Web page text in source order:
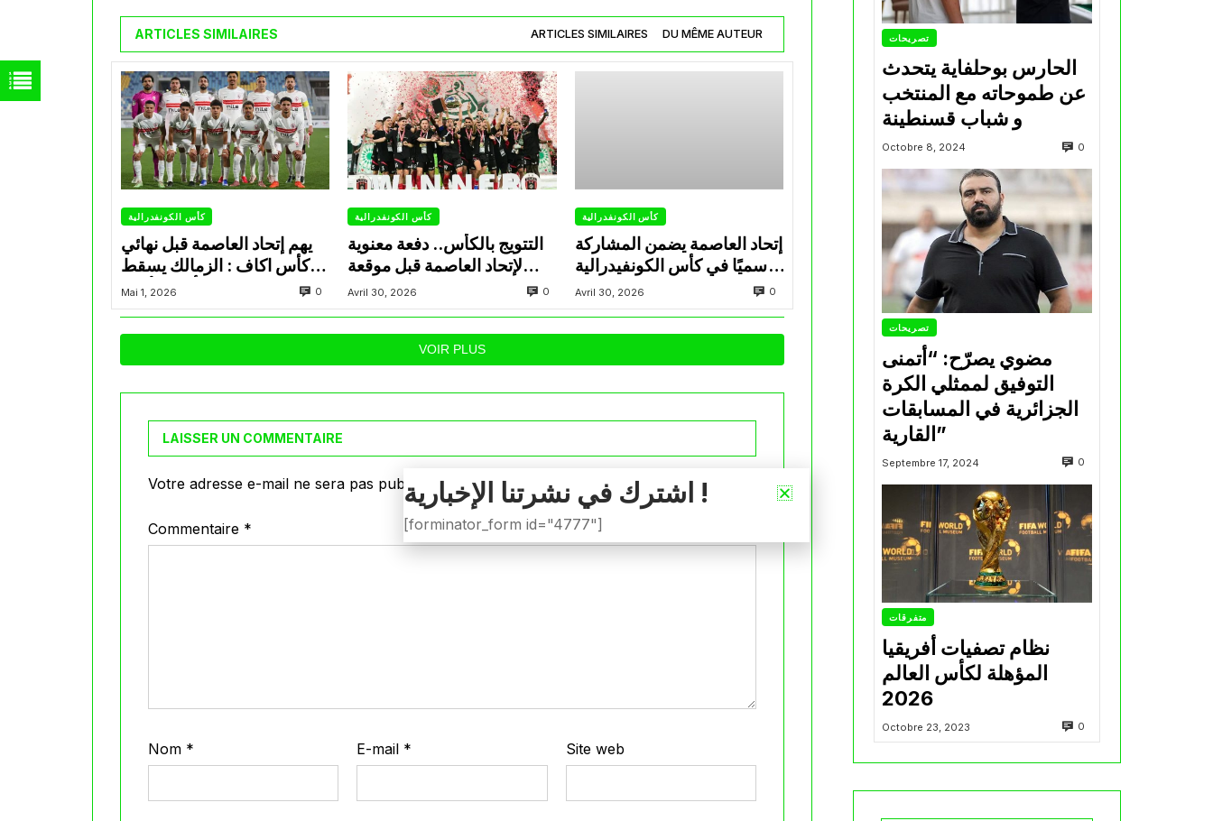
ARTICLES SIMILAIRES ARTICLES SIMILAIRES DU MÊME AUTEUR
كأس الكونفدرالية
يهم إتحاد العاصمة قبل نهائي
كأس اكاف : الزمالك يسقط
Mai 1, 2026 0
كأس الكونفدرالية
التتويج بالكأس.. دفعة معنوية
لإتحاد العاصمة قبل موقعة
الزمالك في نهائي الكونفدرالية
Avril 30, 2026 0
كأس الكونفدرالية
إتحاد العاصمة يضمن المشاركة
رسميًا في كأس الكونفيدرالية
Avril 30, 2026 0
VOIR PLUS
LAISSER UN COMMENTAIRE
Votre adresse e-mail ne sera pas publiée. Les champs obligatoires sont indiqués avec
Commentaire *
Nom * E-mail * Site web
تصريحات
الحارس بوحلفاية يتحدث
عن طموحاته مع المنتخب
و شباب قسنطينة
Octobre 8, 2024 0
تصريحات
مضوي يصرّح: “أتمنى
التوفيق لممثلي الكرة
الجزائرية في المسابقات
القارية”
Septembre 17, 2024 0
متفرقات
نظام تصفيات أفريقيا
المؤهلة لكأس العالم
2026
Octobre 23, 2023 0
اشترك في نشرتنا الإخبارية !
[forminator_form id="4777"]